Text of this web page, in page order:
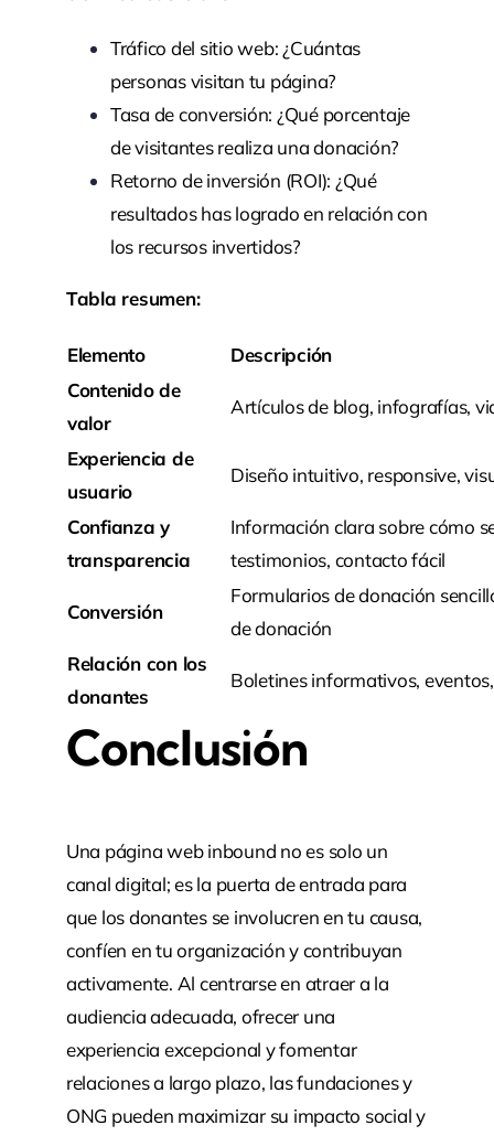
Tráfico del sitio web: ¿Cuántas
personas visitan tu página?
Tasa de conversión: ¿Qué porcentaje
de visitantes realiza una donación?
Retorno de inversión (ROI): ¿Qué
resultados has logrado en relación con
los recursos invertidos?
Tabla resumen:
Elemento
Descripción
Contenido de
valor
Artículos de blog, infografías,
Experiencia de
usuario
Diseño intuitivo, responsive,
Confianza y
transparencia
Información clara sobre cómo
testimonios, contacto fácil
Conversión
Formularios de donación
de donación
Relación con los
donantes
Boletines informativos,
Conclusión
Una página web inbound no es solo un
canal digital; es la puerta de entrada para
que los donantes se involucren en tu causa,
confíen en tu organización y contribuyan
activamente. Al centrarse en atraer a la
audiencia adecuada, ofrecer una
experiencia excepcional y fomentar
relaciones a largo plazo, las fundaciones y
ONG pueden maximizar su impacto social y